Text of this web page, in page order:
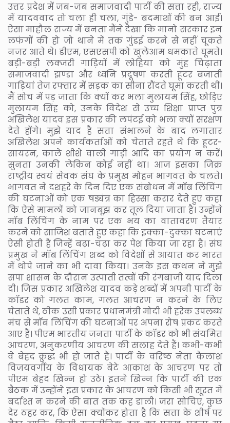
उत्तर प्रदेश में जब-जब समाजवादी पार्टी की सत्ता रही, राज्य
में यादववाद तो चला ही चला, गुंडे- बदमाशों की बन आई।
ऐसा माहौल राज्य में बनता मैंने देखा कि मानो सरकार इन
लफंगों की हो जो थाने में तक गुंडई करने से नहीं चूकते
नजर आते थे। डीएम, एसएसपी को खुलेआम धमकाते घूमते।
बड़ी-बड़ी लक्जरी गाड़ियों में लोहिया को मुंह चिढ़ाता
समाजवादी झण्डा और ध्वनि प्रदूषण करती हूटर बजाती
गाड़ियां तेज रफ्तार में सड़क का सीना रौंदते घूमा करती थीं।
मैं सोच में पड़ जाता कि क्यों कर भला मुलायम सिंह, छोड़िए
मुलायम सिंह को, उनके विदेश से उच्च शिक्षा प्राप्त पुत्र
अखिलेश यादव इस प्रकार की लपंटई को भला क्यों संरक्षण
देते होंगे। मुझे याद है सत्ता संभालने के बाद लगातार
अखिलेश अपने कार्यकर्ताओं को चेताते रहते थे कि हूटर-
सायरन, काले शीशे वाली गाड़ी आदि का प्रयोग न करें।
सुनता उनकी लेकिन कोई नहीं था। आज इसका जिक्र
राष्ट्रीय स्वयं सेवक संघ के प्रमुख मोहन भागवत के चलते।
भागवत ने दशहरे के दिन दिए एक संबोधन में मॉब लिंचिंग
की घटनाओं को एक षड्यंत्र का हिस्सा करार देते हुए कहा
कि ऐसे मामलों को जानबूझ कर तूल दिया जाता है। उन्होंने
मॉब लिंचिंग के नाम पर एक भय का वातावरण तैयार
करने को साजिश बताते हुए कहा कि इक्का-दुक्का घटनाएं
ऐसी होती हैं जिन्हें बढ़ा-चढ़ा कर पेश किया जा रहा है। संघ
प्रमुख ने मॉब लिंचिंग शब्द को विदेशों से आयात कर भारत
में थोपे जाने का भी दावा किया। उनके इस कथन ने मुझे
सपा शासन के दौरान उत्पाती तत्वों की रंगबाजी याद दिला
दी। जिस प्रकार अखिलेश यादव कड़े शब्दों में अपनी पार्टी के
कॉडर को गलत काम, गलत आचरण न करने के लिए
चेताते थे, ठीक उसी प्रकार प्रधानमंत्री मोदी भी हरेक उपलब्ध
मंच से मॉब लिंचिंग की घटनाओं पर अपना रोष प्रकट करते
आए हैं। पीएम भारतीय जनता पार्टी के कॉडर को भी संयमित
आचरण, अनुकरणीय आचरण की सलाह देते हैं। कभी-कभी
वे बेहद क्रुद्ध भी हो जाते हैं। पार्टी के वरिष्ठ नेता कैलाश
विजयवर्गीय के विधायक बेटे आकाश के आचरण पर तो
पीएम बेहद खिन्न हो उठे। इतने खिन्न कि पार्टी की एक
बैठक में उन्होंने इस प्रकार के आचरण को किसी भी सूरत में
बर्दाश्त न करने की बात तक कह डाली। जरा सोचिए, कुछ
देर ठहर कर, कि ऐसा क्योंकर होता है कि सत्ता के शीर्ष पर